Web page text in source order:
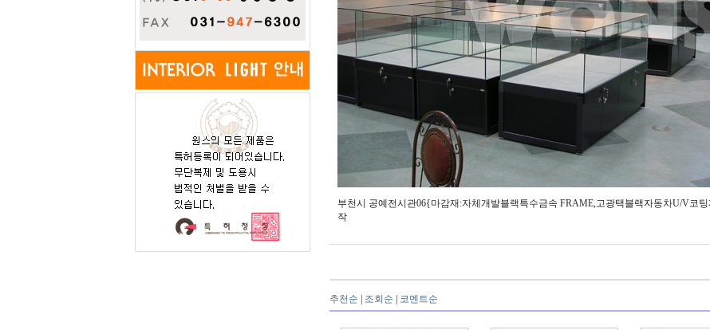
부천시 공예전시관06{마감재:자체개발블랙특수금속 FRAME,고광택블랙자동차U/V코
작
추천순 조회순 코멘트순